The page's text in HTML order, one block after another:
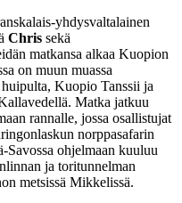
yhdysvaltalainen
Chris sekä
matkansa alkaa Kuopion
on muun muassa
Kuopio Tanssii ja
Matka jatkuu
rannalle, jossa osallistujat
norppasafarin
Savossa ohjelmaan kuuluu
ja toritunnelman
metsissä Mikkelissä.